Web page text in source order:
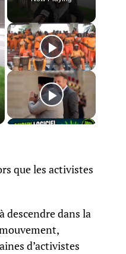
que les activistes
descendre dans la
d’activistes